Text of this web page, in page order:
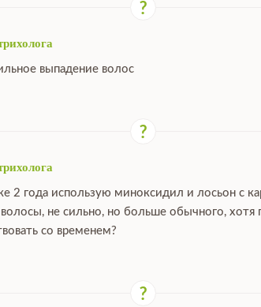
выпадение волос
2 года использую миноксидил и лосьон с
волосы, не сильно, но больше обычного,
со временем?